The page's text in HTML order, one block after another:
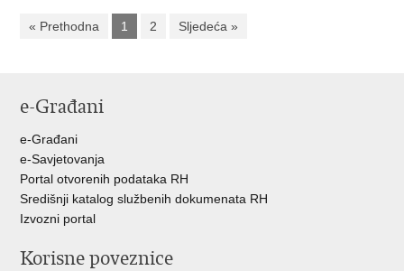
« Prethodna 1 2 Sljedeća »
e-Građani
e-Građani
e-Savjetovanja
Portal otvorenih podataka RH
Središnji katalog službenih dokumenata RH
Izvozni portal
Korisne poveznice